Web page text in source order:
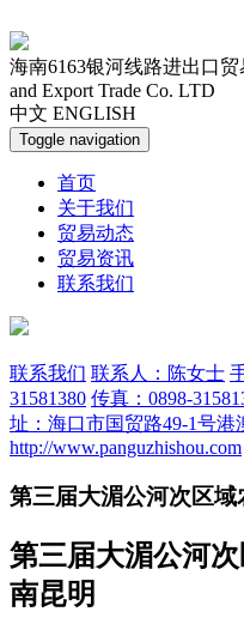
海南6163银河线路进出口贸
and Export Trade Co. LTD
中文 ENGLISH
Toggle navigation
首页
关于我们
贸易动态
贸易资讯
联系我们
联系我们 联系人：陈女士
31581380 传真：0898-
址：海口市国贸路49-1号港
http://www.panguzhishou.com
第三届大湄公河次区
第三届大湄公河
南昆明